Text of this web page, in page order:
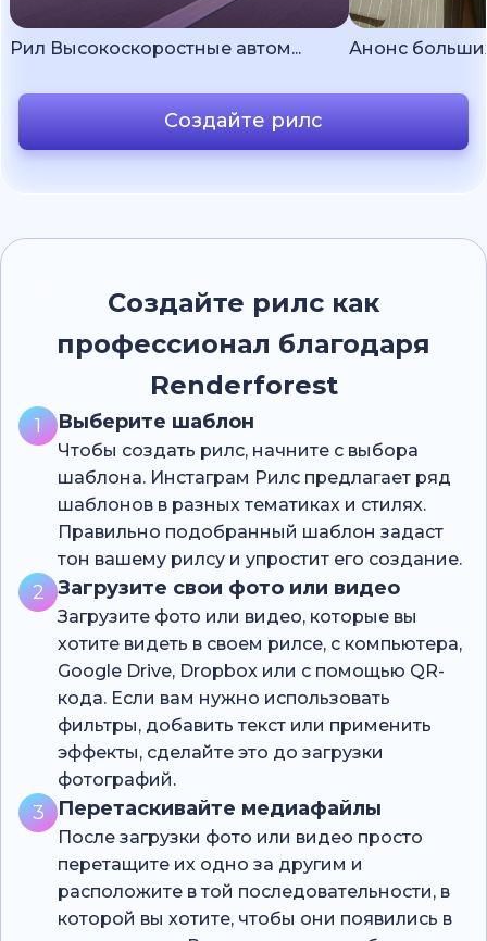
Рил Высокоскоростные автом... Анонс
Создайте рилс
Создайте рилс как
профессионал благодаря
Renderforest
1 Выберите шаблон
Чтобы создать рилс, начните с выбора
шаблона. Инстаграм Рилс предлагает ряд
шаблонов в разных тематиках и стилях.
Правильно подобранный шаблон задаст
тон вашему рилсу и упростит его создание.
2 Загрузите свои фото или видео
Загрузите фото или видео, которые вы
хотите видеть в своем рилсе, с компьютера,
Google Drive, Dropbox или с помощью QR-
кода. Если вам нужно использовать
фильтры, добавить текст или применить
эффекты, сделайте это до загрузки
фотографий.
3 Перетаскивайте медиафайлы
После загрузки фото или видео просто
перетащите их одно за другим и
расположите в той последовательности, в
которой вы хотите, чтобы они появились в